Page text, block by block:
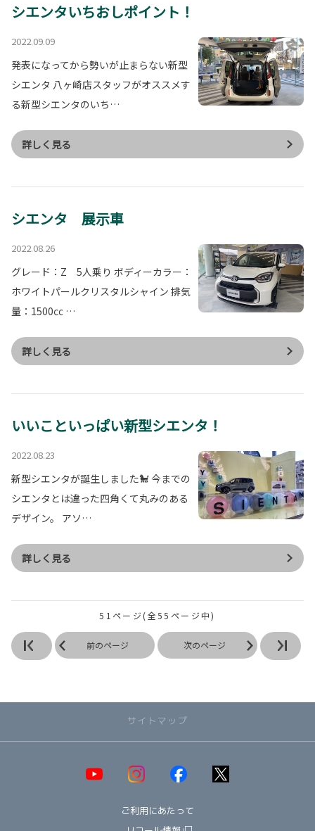
シエンタいちおしポイント！
2022.09.09
発表になってから勢いが止まらない新型
シエンタ 八ヶ崎店スタッフがオススメす
る新型シエンタのいち…
詳しく見る
シエンタ 展示車
2022.08.26
グレード：Z 5人乗り ボディーカラー：
ホワイトパールクリスタルシャイン 排気
量：1500㏄ …
詳しく見る
いいこといっぱい新型シエンタ！
2022.08.23
新型シエンタが誕生しました🐩 今までの
シエンタとは違った四角くて丸みのある
デザイン。 アソ…
詳しく見る
51ページ(全55ページ中)
前のページ 次のページ
サイトマップ
ご利用にあたって